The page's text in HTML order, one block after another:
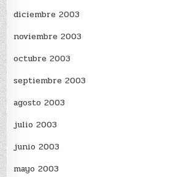
diciembre 2003
noviembre 2003
octubre 2003
septiembre 2003
agosto 2003
julio 2003
junio 2003
mayo 2003